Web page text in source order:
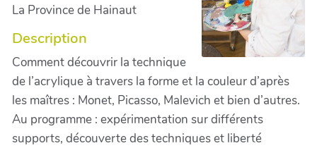
La Province de Hainaut
Description
Comment découvrir la technique
de l’acrylique à travers la forme et la couleur d’après
les maîtres : Monet, Picasso, Malevich et bien d’autres.
Au programme : expérimentation sur différents
supports, découverte des techniques et liberté